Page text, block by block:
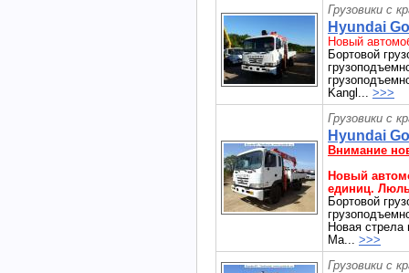
Грузовики с
Hyundai
Новый
Бортовой
Kangl... >>>
Грузовики с
Hyundai
Внимание
Новый
единиц.
Бортовой
Новая стрела
Ма... >>>
Грузовики с